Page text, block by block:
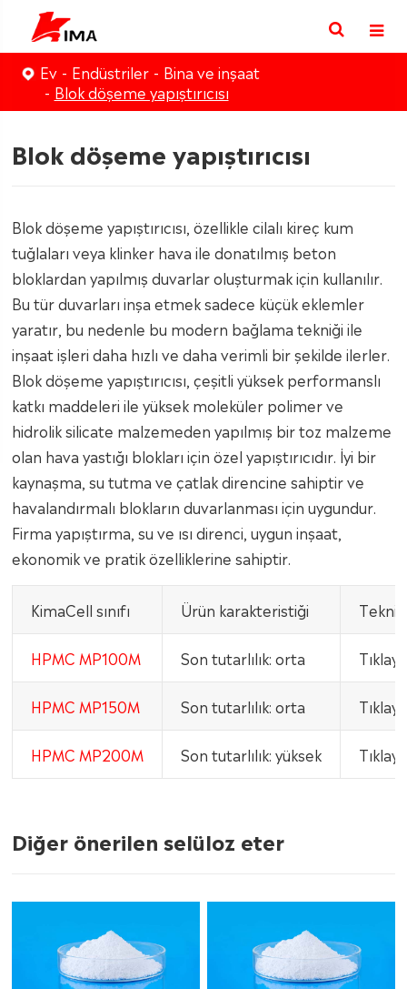
Ev Endüstriler
Bina ve inşaat
Blok döşeme yapıştırıcısı
Blok döşeme yapıştırıcısı
Blok döşeme yapıştırıcısı, özellikle cilalı kireç kum
tuğlaları veya klinker hava ile donatılmış beton
bloklardan yapılmış duvarlar oluşturmak için kullanılır.
Bu tür duvarları inşa etmek sadece küçük eklemler
yaratır, bu nedenle bu modern bağlama tekniği ile
inşaat işleri daha hızlı ve daha verimli bir şekilde ilerler.
Blok döşeme yapıştırıcısı, çeşitli yüksek performanslı
katkı maddeleri ile yüksek moleküler polimer ve
hidrolik silicate malzemeden yapılmış bir toz malzeme
olan hava yastığı blokları için özel yapıştırıcıdır. İyi bir
kaynaşma, su tutma ve çatlak direncine sahiptir ve
havalandırmalı blokların duvarlanması için uygundur.
Firma yapıştırma, su ve ısı direnci, uygun inşaat,
ekonomik ve pratik özelliklerine sahiptir.
KimaCell sınıfı Ürün karakteristiği
HPMC MP100M Son tutarlılık: orta
HPMC MP150M Son tutarlılık: orta
HPMC MP200M Son tutarlılık: yüksek
Diğer önerilen selüloz eter